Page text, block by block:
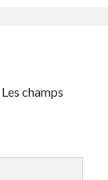
Les champs